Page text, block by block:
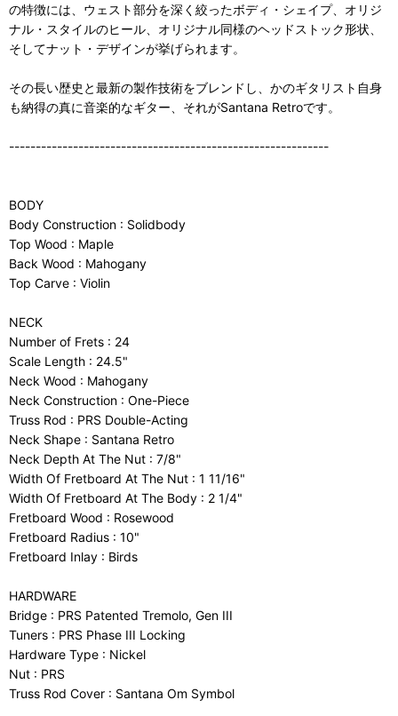
の特徴には、ウェスト部分を深く絞ったボディ・シェイプ、オリジ
ナル・スタイルのヒール、オリジナル同様のヘッドストック形状、
そしてナット・デザインが挙げられます。
その長い歴史と最新の製作技術をブレンドし、かのギタリスト自身
も納得の真に音楽的なギター、それがSantana Retroです。
------------------------------------------------------------
BODY
Body Construction : Solidbody
Top Wood : Maple
Back Wood : Mahogany
Top Carve : Violin
NECK
Number of Frets : 24
Scale Length : 24.5"
Neck Wood : Mahogany
Neck Construction : One-Piece
Truss Rod : PRS Double-Acting
Neck Shape : Santana Retro
Neck Depth At The Nut : 7/8"
Width Of Fretboard At The Nut : 1 11/16"
Width Of Fretboard At The Body : 2 1/4"
Fretboard Wood : Rosewood
Fretboard Radius : 10"
Fretboard Inlay : Birds
HARDWARE
Bridge : PRS Patented Tremolo, Gen III
Tuners : PRS Phase III Locking
Hardware Type : Nickel
Nut : PRS
Truss Rod Cover : Santana Om Symbol